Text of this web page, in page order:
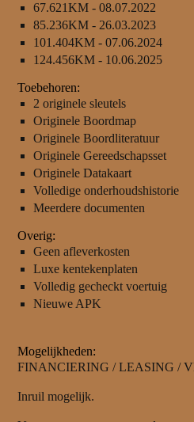
67.621KM - 08.07.2022
85.236KM - 26.03.2023
101.404KM - 07.06.2024
124.456KM - 10.06.2025
Toebehoren:
2 originele sleutels
Originele Boordmap
Originele Boordliteratuur
Originele Gereedschapsset
Originele Datakaart
Volledige onderhoudshistorie
Meerdere documenten
Overig:
Geen afleverkosten
Luxe kentekenplaten
Volledig gecheckt voertuig
Nieuwe APK
Mogelijkheden:
FINANCIERING / LEASING /
Inruil mogelijk.